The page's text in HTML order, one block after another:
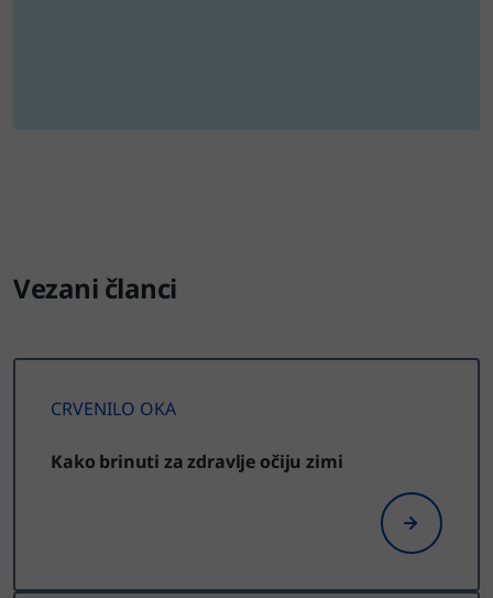
Vezani članci
CRVENILO OKA
Kako brinuti za zdravlje očiju zimi